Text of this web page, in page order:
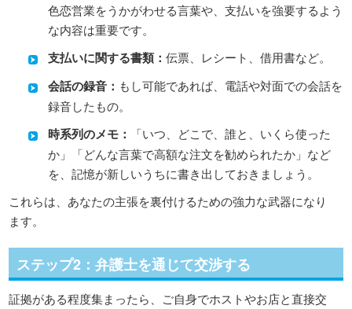
色恋営業をうかがわせる言葉や、支払いを強要するよう
な内容は重要です。
支払いに関する書類：伝票、レシート、借用書など。
会話の録音： もし可能であれば、電話や対面での会話を
録音したもの。
時系列のメモ：
「いつ、どこで、誰と、いくら使った
か」「どんな言葉で高額な注文を勧められたか」など
を、記憶が新しいうちに書き出しておきましょう。
これらは、あなたの主張を裏付けるための強力な武器になり
ます。
ステップ2：弁護士を通じて交渉する
証拠がある程度集まったら、ご自身でホストやお店と直接交